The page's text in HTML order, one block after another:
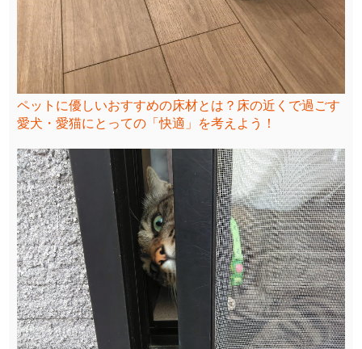
ペットに優しいおすすめの床材とは？床の近くで過ごす
愛犬・愛猫にとっての「快適」を考えよう！